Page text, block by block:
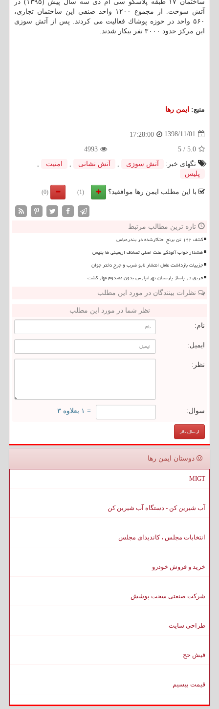
ساختمان ۱۷ طبقه پلاسكو سی ام دی سه سال پیش (۱۳۹۵) در
آتش سوخت. از مجموع ۱۲۰۰ واحد صنفی این ساختمان تجاری،
۵۶۰ واحد در حوزه پوشاك فعالیت می كردند. پس از آتش سوزی
این مركز حدود ۳۰۰۰ نفر بیكار شدند.
منبع: ایمن رها
1398/11/01
17:28:00
5.0
/
5
4993
تگهای خبر:
آتش سوزی آتش نشانی امنیت
پلیس
با این مطلب ایمن رها موافقید؟ (1)
(0)
تازه ترین مطالب مرتبط
کشف ۱۹۲ تن برنج احتکارشده در بندرعباس
هشدار خواب آلودگی علت اصلی تصادف اربعینی ها پلیس
جزییات بازداشت عامل انتشار لایو ضرب و جرح دختر جوان
حریق در پاساژ پارسیان تهرانپارس بدون مصدوم مهار گشت
نظرات بینندگان در مورد این مطلب
نظر شما در مورد این مطلب
نام:
ایمیل:
نظر:
سوال: = ۱ بعلاوه ۳
دوستان ایمن رها
MIGT
آب شیرین کن - دستگاه آب شیرین کن
انتخابات مجلس ، کاندیدای مجلس
خرید و فروش خودرو
شرکت صنعتی سخت پوشش
طراحی سایت
فیش حج
قیمت بیسیم